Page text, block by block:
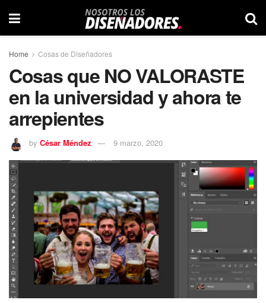
Home Cosas de Diseñadores
Cosas que NO VALORASTE
en la universidad y ahora te
arrepientes
by César Méndez 9 marzo, 2020